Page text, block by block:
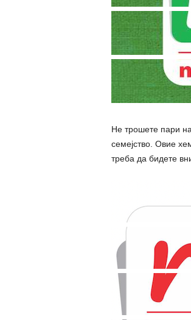
Не трошете пари
семејство. Овие
треба да бидете